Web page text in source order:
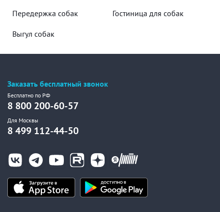
Передержка собак Гостиница для собак
Выгул собак
Заказать бесплатный звонок
Бесплатно по РФ
8 800 200-60-57
Для Москвы
8 499 112-44-50